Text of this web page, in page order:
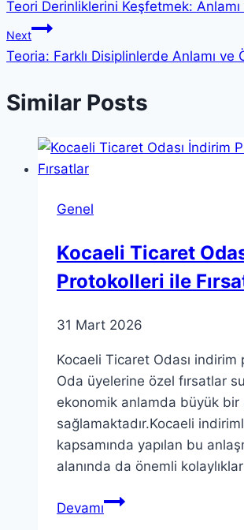
gezinmesi
Teori Derinliklerini Keşfetmek: Anlamı
Next
Teoria: Farklı Disiplinlerde Anlamı ve
Similar Posts
Genel
Kocaeli Ticaret
Protokolleri ile
31 Mart 2026
Kocaeli Ticaret Odası indirim
Oda üyelerine özel fırsatlar
ekonomik anlamda büyük bir
sağlamaktadır.Kocaeli
kapsamında yapılan bu
alanında da önemli
DevamıKocaeli